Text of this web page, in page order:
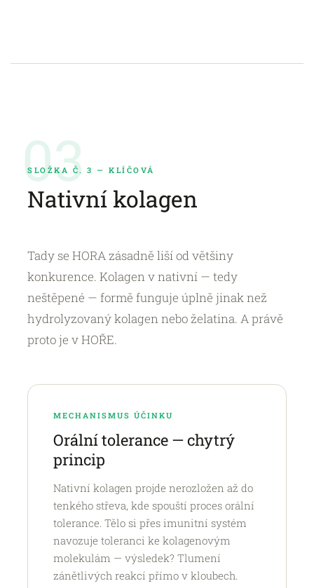
03
SLOŽKA Č. 3 — KLÍČOVÁ
Nativní kolagen
Tady se HORA zásadně liší od většiny
konkurence. Kolagen v nativní — tedy
neštěpené — formě funguje úplně jinak než
hydrolyzovaný kolagen nebo želatina. A právě
proto je v HOŘE.
MECHANISMUS ÚČINKU
Orální tolerance — chytrý
princip
Nativní kolagen projde nerozložen až do
tenkého střeva, kde spouští proces orální
tolerance. Tělo si přes imunitní systém
navozuje toleranci ke kolagenovým
molekulám — výsledek? Tlumení
zánětlivých reakcí přímo v kloubech.